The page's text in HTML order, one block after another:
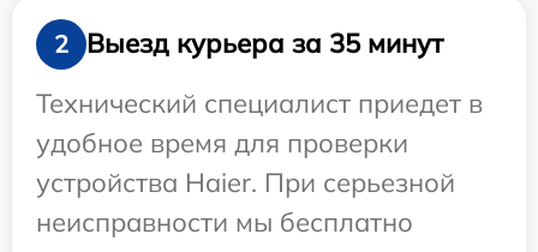
2
Выезд курьера за 35 минут
Технический специалист приедет в
удобное время для проверки
устройства Haier. При серьезной
неисправности мы бесплатно